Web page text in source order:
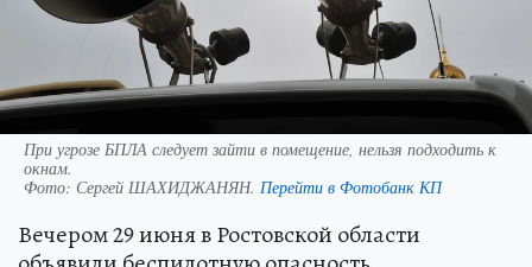
При угрозе БПЛА следует зайти в помещение, нельзя подходить к
окнам.
Фото: Сергей ШАХИДЖАНЯН. Перейти в Фотобанк КП
Вечером 29 июня в Ростовской области